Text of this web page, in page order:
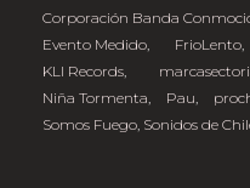
Corporación Banda
Evento Medido, FrioLento
KLI Records,
Niña Tormenta, Pau,
Somos Fuego, Sonidos de